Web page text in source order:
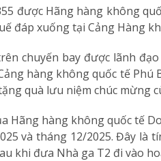
được Hãng hàng không
đáp xuống tại Cảng Hàng
chuyến bay được lãnh
hàng không quốc tế
quà lưu niệm chúc mừng
Hãng hàng không quốc tế
và tháng 12/2025. Đây là
khi đưa Nhà ga T2 đi vào